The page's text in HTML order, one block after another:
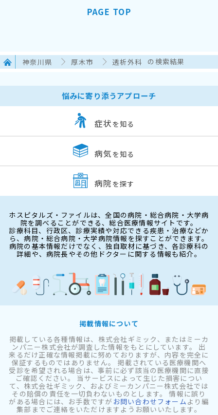
PAGE TOP
神奈川県 厚木市 透析外科 の検索結果
悩みに寄り添うアプローチ
症状 を知る
病気 を知る
病院 を探す
ホスピタルズ・ファイルは、全国の病院・総合病院・大学病
院を調べることができる、総合医療情報サイトです。
診療科目、行政区、診療実績や対応できる疾患・治療などか
ら、病院・総合病院・大学病院情報を探すことができます。
病院の基本情報だけでなく、独自取材に基づき、各診療科の
詳細や、病院長やその他ドクターに関する情報も紹介。
掲載情報について
掲載している各種情報は、株式会社ギミック、またはミーカ
ンパニー株式会社が調査した情報をもとにしています。 出
来るだけ正確な情報掲載に努めておりますが、内容を完全に
保証するものではありません。 掲載されている医療機関へ
受診を希望される場合は、事前に必ず該当の医療機関に直接
ご確認ください。 当サービスによって生じた損害につい
て、株式会社ギミック、およびミーカンパニー株式会社では
その賠償の責任を一切負わないものとします。 情報に誤り
がある場合には、お手数ですが お問い合わせフォーム より編
集部までご連絡をいただけますようお願いいたします。